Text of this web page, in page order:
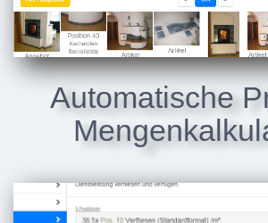
Automatische